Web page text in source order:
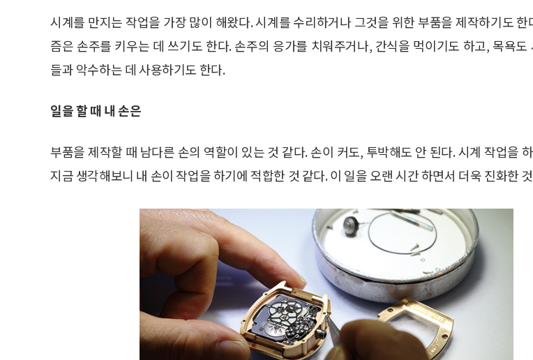
시계를 만지는 작업을 가장 많이 해왔다. 시계를 수리하거나 그것을 위한 부품을 제작하기도 한
즘은 손주를 키우는 데 쓰기도 한다. 손주의 응가를 치워주거나, 간식을 먹이기도 하고, 목욕도
들과 악수하는 데 사용하기도 한다.
일을 할 때 내 손은
부품을 제작할 때 남다른 손의 역할이 있는 것 같다. 손이 커도, 투박해도 안 된다. 시계 작업을
지금 생각해보니 내 손이 작업을 하기에 적합한 것 같다. 이 일을 오랜 시간 하면서 더욱 진화한